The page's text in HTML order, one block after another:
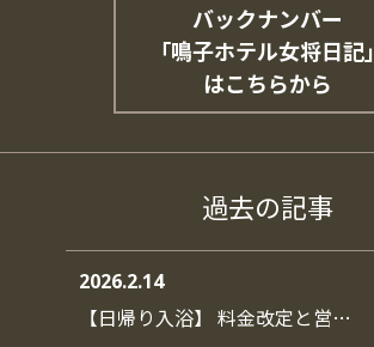
バックナンバー
「鳴子ホテル女将日記」
はこちらから
過去の記事
2026.2.14
【日帰り入浴】 料金改定と営…